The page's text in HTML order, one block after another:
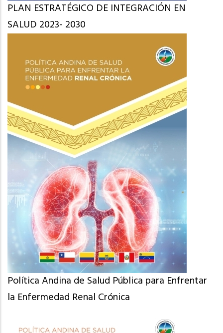
PLAN ESTRATÉGICO DE INTEGRACIÓN EN
SALUD 2023- 2030
Política Andina de Salud Pública para Enfrentar
la Enfermedad Renal Crónica